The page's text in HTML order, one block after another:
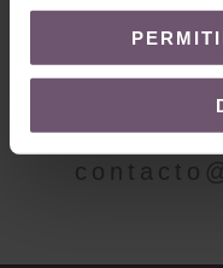
¿QUIERES